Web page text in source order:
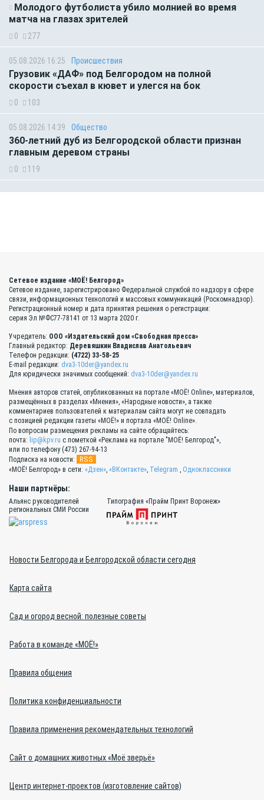
Молодого футболиста убило молнией во время
матча на глазах зрителей
0 277
05.08.2026 16:25 Происшествия
Грузовик «ДАФ» под Белгородом на полной
скорости съехал в кювет и улегся на бок
0 103
05.08.2026 14:39 Общество
360-летний дуб из Белгородской области признан
главным деревом страны
0 119
Сетевое издание «МОЁ! Белгород»
Сетевое издание, зарегистрировано Федеральной службой по надзору в сфере
связи, информационных технологий и массовых коммуникаций (Роскомнадзор).
Регистрационный номер и дата принятия решения о регистрации:
серия Эл №ФС77-78141 от 13 марта 2020 г.
Учредитель: ООО «Издательский дом «Свободная пресса»
Главный редактор: Деревяшкин Владислав Анатольевич
Телефон редакции: (4722) 33-58-25
E-mail редакции: dva3-10der@yandex.ru
Для юридически значимых сообщений: dva3-10der@yandex.ru
Мнения авторов статей, опубликованных на портале «МОЁ! Online», материалов,
размещённых в разделах «Мнения», «Народные новости», а также
комментариев пользователей к материалам сайта могут не совпадать
с позицией редакции газеты «МОЁ!» и портала «МОЁ! Online».
По вопросам размещения рекламы на сайте обращайтесь:
почта: lip@kpv.ru с пометкой «Реклама на портале "МОЁ! Белгород"»,
или по телефону (473) 267-94-13
Подписка на новости:
RSS
«МОЁ! Белгород» в сети: «Дзен», «ВКонтакте», Telegram , Одноклассники
Наши партнёры:
Альянс руководителей
региональных СМИ России
Типография «Прайм Принт Воронеж»
Новости Белгорода и Белгородской области сегодня
Карта сайта
Сад и огород весной: полезные советы
Работа в команде «МОЁ!»
Правила общения
Политика конфиденциальности
Правила применения рекомендательных технологий
Сайт о домашних животных «Моё зверьё»
Центр интернет-проектов (изготовление сайтов)